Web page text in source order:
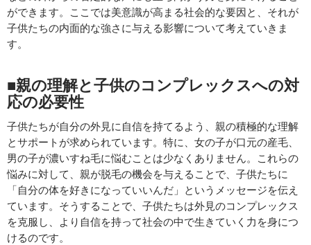
ができます。ここでは美意識が高まる社会的な要因と、それが
子供たちの内面的な強さに与える影響について考えていきま
す。
■親の理解と子供のコンプレックスへの対
応の必要性
子供たちが自分の外見に自信を持てるよう、親の積極的な理解
とサポートが求められています。特に、女の子が口元の産毛、
男の子が濃いすね毛に悩むことは少なくありません。これらの
悩みに対して、親が脱毛の機会を与えることで、子供たちに
「自分の体を好きになっていいんだ」というメッセージを伝え
ています。そうすることで、子供たちは外見のコンプレックス
を克服し、より自信を持って社会の中で生きていく力を身につ
けるのです。